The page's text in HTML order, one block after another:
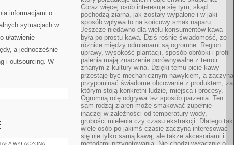
informacjami o
sytuacjach w
ułatwienie
a jednocześnie
i outsourcing. W
WYŁĄCZONA
Coraz więcej osób interesuje się tym, skąd
pochodzą ziarna, jak zostały wypalone i w jaki
sposób wpływa to na końcowy smak naparu.
Jeszcze niedawno dla wielu konsumentów kawa
była po prostu kawą. Dziś rośnie świadomość, że
różnice między odmianami są ogromne. Region
uprawy, wysokość plantacji, sposób obróbki i profil
palenia mają znaczenie porównywalne z terroir
znanym z kultury wina. Dzięki temu picie kawy
przestaje być mechanicznym nawykiem, a zaczyna
przypominać świadome obcowanie z produktem, za
którym stoją konkretni ludzie, miejsca i procesy.
Ogromną rolę odgrywa też sposób parzenia. Ten
sam rodzaj ziaren może smakować zupełnie
inaczej w zależności od temperatury wody,
grubości mielenia czy czasu ekstrakcji. Dlatego tak
wiele osób po jakimś czasie zaczyna interesować
się nie tylko samą kawą, ale także akcesoriami i